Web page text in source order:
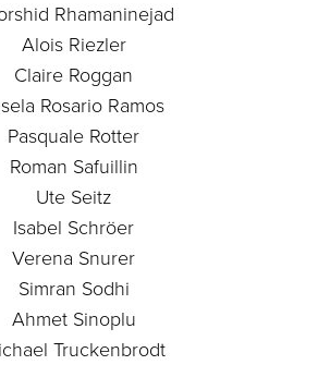
Rhamaninejad
Alois Riezler
Claire Roggan
Rosario Ramos
Pasquale Rotter
Roman Safuillin
Ute Seitz
Isabel Schröer
Verena Snurer
Simran Sodhi
Ahmet Sinoplu
Truckenbrodt